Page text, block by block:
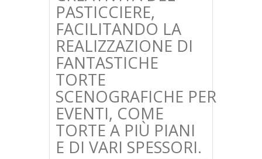
PASTICCIERE,
FACILITANDO LA
REALIZZAZIONE DI
FANTASTICHE
TORTE
SCENOGRAFICHE PER
EVENTI, COME
TORTE A PIÙ PIANI
E DI VARI SPESSORI.